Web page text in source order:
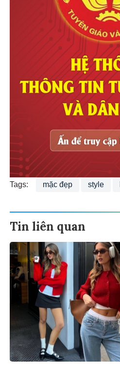
Tags: mặc đẹp style
Tin liên quan